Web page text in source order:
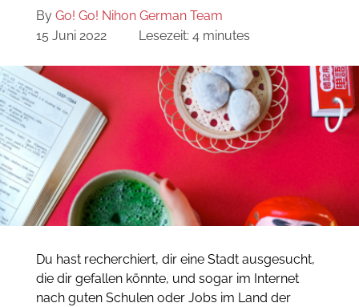
By Go! Go! Nihon German Team
15 Juni 2022
Lesezeit: 4 minutes
Du hast recherchiert, dir eine Stadt ausgesucht,
die dir gefallen könnte, und sogar im Internet
nach guten Schulen oder Jobs im Land der